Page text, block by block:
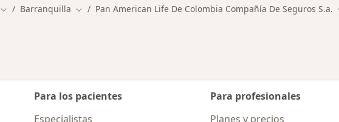
Cambiar de ciudad
Barranquilla Cambiar de ciudad
Pan American Life De Colombia Compañía De Seguros S.a.
Para los pacientes
Especialistas
Para profesionales
Planes y precios